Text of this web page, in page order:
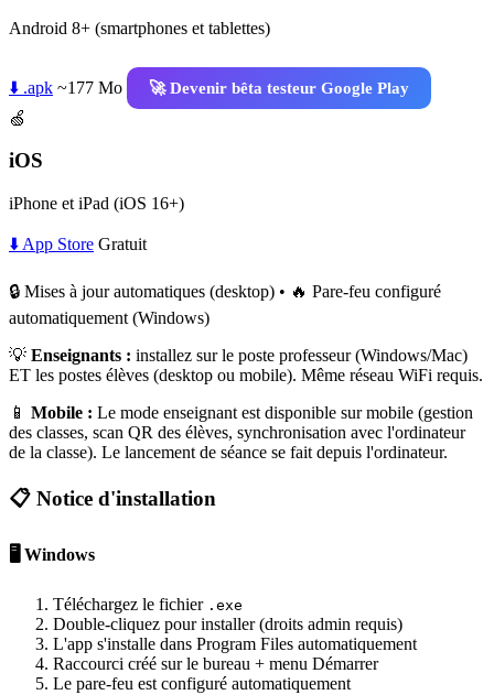
Android 8+ (smartphones et tablettes)
⬇️ .apk ~177 Mo
🚀 Devenir bêta testeur Google Play
🍏
iOS
iPhone et iPad (iOS 16+)
⬇️ App Store Gratuit
🔒 Mises à jour automatiques (desktop) • 🔥 Pare-feu configuré
automatiquement (Windows)
💡 Enseignants : installez sur le poste professeur (Windows/Mac)
ET les postes élèves (desktop ou mobile). Même réseau WiFi requis.
📱 Mobile : Le mode enseignant est disponible sur mobile (gestion
des classes, scan QR des élèves, synchronisation avec l'ordinateur
de la classe). Le lancement de séance se fait depuis l'ordinateur.
📋 Notice d'installation
🖥️ Windows
Téléchargez le fichier .exe
Double-cliquez pour installer (droits admin requis)
L'app s'installe dans Program Files automatiquement
Raccourci créé sur le bureau + menu Démarrer
Le pare-feu est configuré automatiquement